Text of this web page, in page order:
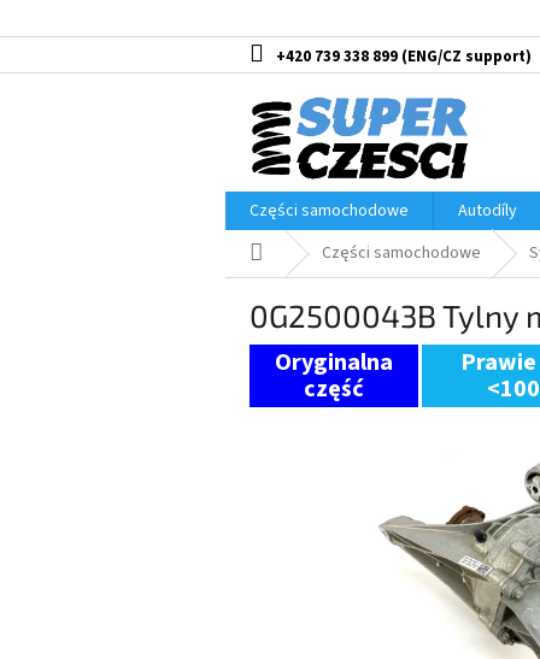
do
+420 739 338 899
Części samochodowe
Autodíly
Home Części samochodowe
0G2500043B Tylny